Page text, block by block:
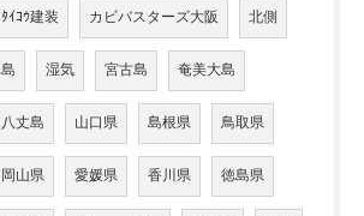
ﾀｲｺｳ建装 カビバスターズ大阪 北側
島 湿気 宮古島 奄美大島
八丈島 山口県 島根県 鳥取県
岡山県 愛媛県 香川県 徳島県